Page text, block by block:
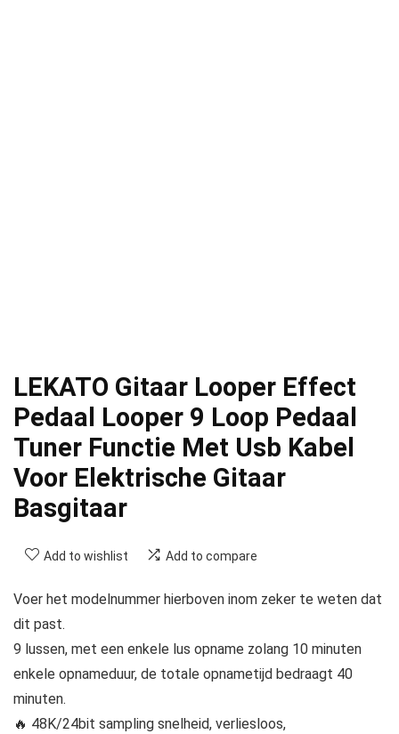
LEKATO Gitaar Looper Effect
Pedaal Looper 9 Loop Pedaal
Tuner Functie Met Usb Kabel
Voor Elektrische Gitaar
Basgitaar
Add to wishlist Add to compare
Voer het modelnummer hierboven inom zeker te weten dat
dit past.
9 lussen, met een enkele lus opname zolang 10 minuten
enkele opnameduur, de totale opnametijd bedraagt 40
minuten.
🔥 48K/24bit sampling snelheid, verliesloos,